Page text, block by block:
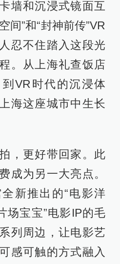
墙和沉浸式镜面互
间”和“封神前传”VR
忍不住踏入这段光
。从上海礼查饭店
VR时代的沉浸体
海这座城市中生长
，更好带回家。此
成为另一大亮点。
全新推出的“电影洋
场宝宝”电影IP的毛
列周边，让电影艺
感可触的方式融入